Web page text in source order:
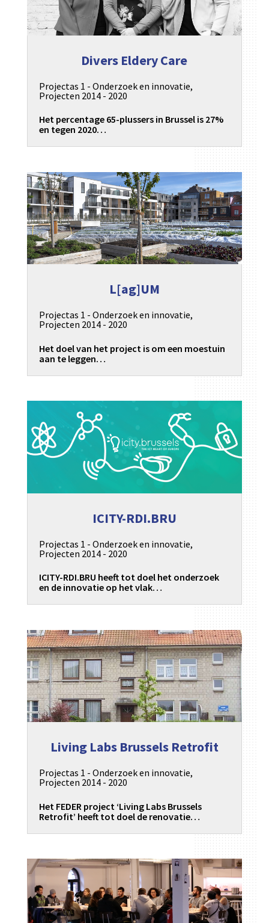
Divers Eldery Care
Projectas 1 - Onderzoek en innovatie,
Projecten 2014 - 2020
Het percentage 65-plussers in Brussel is 27%
en tegen 2020…
L[ag]UM
Projectas 1 - Onderzoek en innovatie,
Projecten 2014 - 2020
Het doel van het project is om een ​​moestuin
aan te leggen…
ICITY-RDI.BRU
Projectas 1 - Onderzoek en innovatie,
Projecten 2014 - 2020
ICITY-RDI.BRU heeft tot doel het onderzoek
en de innovatie op het vlak…
Living Labs Brussels Retrofit
Projectas 1 - Onderzoek en innovatie,
Projecten 2014 - 2020
Het FEDER project ‘Living Labs Brussels
Retrofit’ heeft tot doel de renovatie…